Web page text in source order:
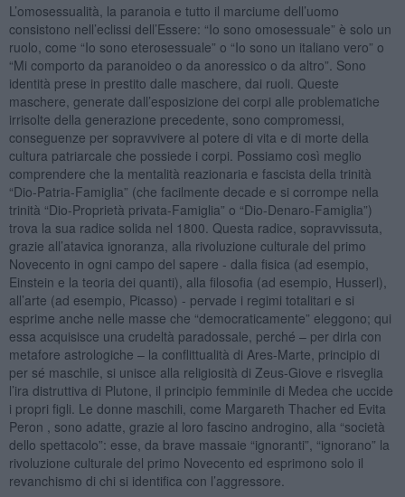
L’omosessualità, la paranoia e tutto il marciume dell’uomo
consistono nell’eclissi dell’Essere: “Io sono omosessuale” è solo un
ruolo, come “Io sono eterosessuale” o “Io sono un italiano vero” o
“Mi comporto da paranoideo o da anoressico o da altro”. Sono
identità prese in prestito dalle maschere, dai ruoli. Queste
maschere, generate dall’esposizione dei corpi alle problematiche
irrisolte della generazione precedente, sono compromessi,
conseguenze per sopravvivere al potere di vita e di morte della
cultura patriarcale che possiede i corpi. Possiamo così meglio
comprendere che la mentalità reazionaria e fascista della trinità
“Dio-Patria-Famiglia” (che facilmente decade e si corrompe nella
trinità “Dio-Proprietà privata-Famiglia” o “Dio-Denaro-Famiglia”)
trova la sua radice solida nel 1800. Questa radice, sopravvissuta,
grazie all’atavica ignoranza, alla rivoluzione culturale del primo
Novecento in ogni campo del sapere - dalla fisica (ad esempio,
Einstein e la teoria dei quanti), alla filosofia (ad esempio, Husserl),
all’arte (ad esempio, Picasso) - pervade i regimi totalitari e si
esprime anche nelle masse che “democraticamente” eleggono; qui
essa acquisisce una crudeltà paradossale, perché – per dirla con
metafore astrologiche – la conflittualità di Ares-Marte, principio di
per sé maschile, si unisce alla religiosità di Zeus-Giove e risveglia
l’ira distruttiva di Plutone, il principio femminile di Medea che uccide
i propri figli. Le donne maschili, come Margareth Thacher ed Evita
Peron , sono adatte, grazie al loro fascino androgino, alla “società
dello spettacolo”: esse, da brave massaie “ignoranti”, “ignorano” la
rivoluzione culturale del primo Novecento ed esprimono solo il
revanchismo di chi si identifica con l’aggressore.